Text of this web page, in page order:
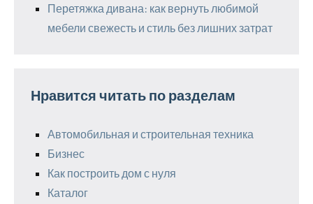
Перетяжка дивана: как вернуть любимой
мебели свежесть и стиль без лишних затрат
Нравится читать по разделам
Автомобильная и строительная техника
Бизнес
Как построить дом с нуля
Каталог